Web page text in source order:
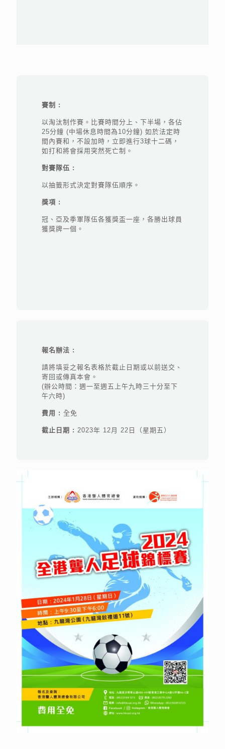
賽制 :
以淘汰制作賽。比賽時間分上、下半場，各佔
25分鐘 (中場休息時間為10分鐘) 如於法定時
間內賽和，不設加時，立即進行3球十二碼，
如打和將會採用突然死亡制。
對賽隊伍 :
以抽籤形式決定對賽隊伍順序。
獎項 :
冠、亞及季軍隊伍各獲獎盃一座，各勝出球員
獲獎牌一個。
報名辦法 :
請將填妥之報名表格於截止日期或以前送交、
寄回或傳真本會。
(辦公時間：週一至週五上午九時三十分至下
午六時)
費用 : 全免
截止日期 : 2023年 12月 22日（星期五）